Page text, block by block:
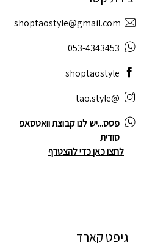
shoptaostyle@gmail.com
053-4343453
shoptaostyle
@tao.style
פסס...יש לנו קבוצת וואטסאפ
סודית
לחצו כאן כדי להצטרף
גיפט קארד